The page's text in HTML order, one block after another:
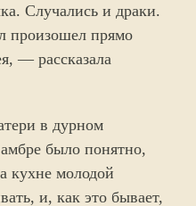
Случались и драки.
произошел прямо
— рассказала
в дурном
было понятно,
кухне молодой
и, как это бывает,